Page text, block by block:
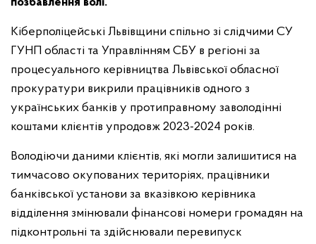
Кіберполіцейські Львівщини спільно зі слідчими СУ
ГУНП області та Управлінням СБУ в регіоні за
процесуального керівництва Львівської обласної
прокуратури викрили працівників одного з
українських банків у протиправному заволодінні
коштами клієнтів упродовж 2023-2024 років.
Володіючи даними клієнтів, які могли залишитися на
тимчасово окупованих територіях, працівники
банківської установи за вказівкою керівника
відділення змінювали фінансові номери громадян на
підконтрольні та здійснювали перевипуск